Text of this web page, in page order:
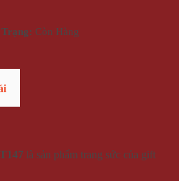
Còn Hàng
là sản phẩm trang sức của gift